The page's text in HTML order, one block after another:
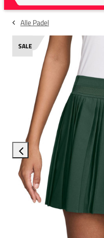
Alle Padel
SALE